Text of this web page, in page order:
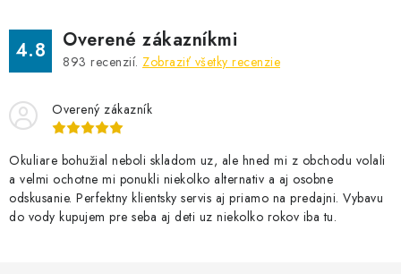
4.8 Overené zákazníkmi
893 recenzií. Zobraziť všetky recenzie
Overený zákazník
Okuliare bohužial neboli skladom uz, ale hned mi z obchodu volali
a velmi ochotne mi ponukli niekolko alternativ a aj osobne
odskusanie. Perfektny klientsky servis aj priamo na predajni. Vybavu
do vody kupujem pre seba aj deti uz niekolko rokov iba tu.